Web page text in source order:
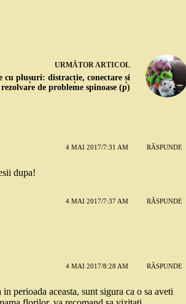
URMĂTORARTICOL
cu plușuri: distracție, conectare și
rezolvare de probleme spinoase (p)
4 MAI 2017/7:31 AM RĂSPUNDE
dupa!
4 MAI 2017/7:37 AM RĂSPUNDE
4 MAI 2017/8:28 AM RĂSPUNDE
perioada aceasta, sunt sigura ca o sa aveti